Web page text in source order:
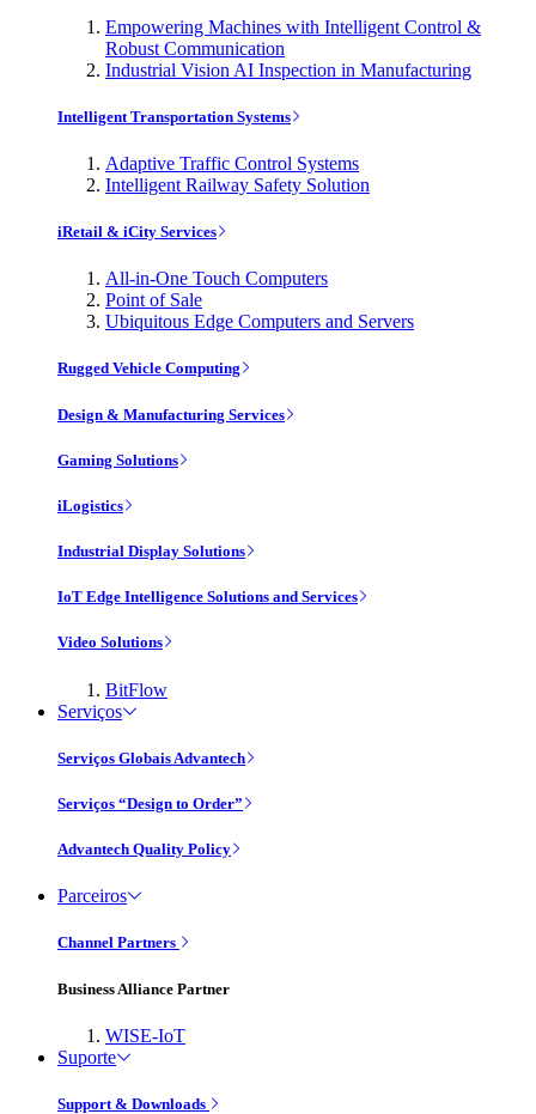
Empowering Machines with Intelligent Control &
Robust Communication
Industrial Vision AI Inspection in Manufacturing
Intelligent Transportation Systems
Adaptive Traffic Control Systems
Intelligent Railway Safety Solution
iRetail & iCity Services
All-in-One Touch Computers
Point of Sale
Ubiquitous Edge Computers and Servers
Rugged Vehicle Computing
Design & Manufacturing Services
Gaming Solutions
iLogistics
Industrial Display Solutions
IoT Edge Intelligence Solutions and Services
Video Solutions
BitFlow
Serviços
Serviços Globais Advantech
Serviços “Design to Order”
Advantech Quality Policy
Parceiros
Channel Partners
Business Alliance Partner
WISE-IoT
Suporte
Support & Downloads